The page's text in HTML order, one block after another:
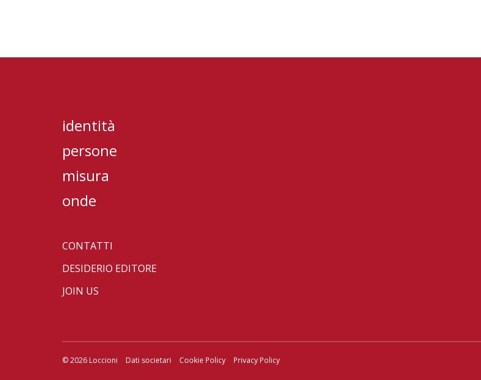
identità
persone
misura
onde
CONTATTI
DESIDERIO EDITORE
JOIN US
© 2026 Loccioni Dati societari Cookie Policy Privacy Policy